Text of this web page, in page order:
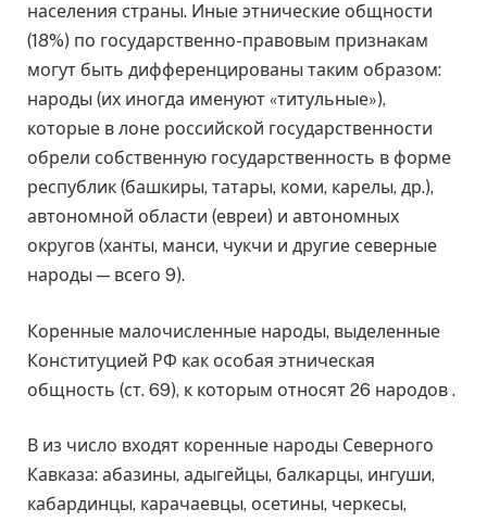
населения страны. Иные этнические общности
(18%) по государственно-правовым признакам
могут быть дифференцированы таким образом:
народы (их иногда именуют «титульные»),
которые в лоне российской государственности
обрели собственную государственность в форме
республик (башкиры, татары, коми, карелы, др.),
автономной области (евреи) и автономных
округов (ханты, манси, чукчи и другие северные
народы — всего 9).
Коренные малочисленные народы, выделенные
Конституцией РФ как особая этническая
общность (ст. 69), к которым относят 26 народов .
В из число входят коренные народы Северного
Кавказа: абазины, адыгейцы, балкарцы, ингуши,
кабардинцы, карачаевцы, осетины, черкесы,